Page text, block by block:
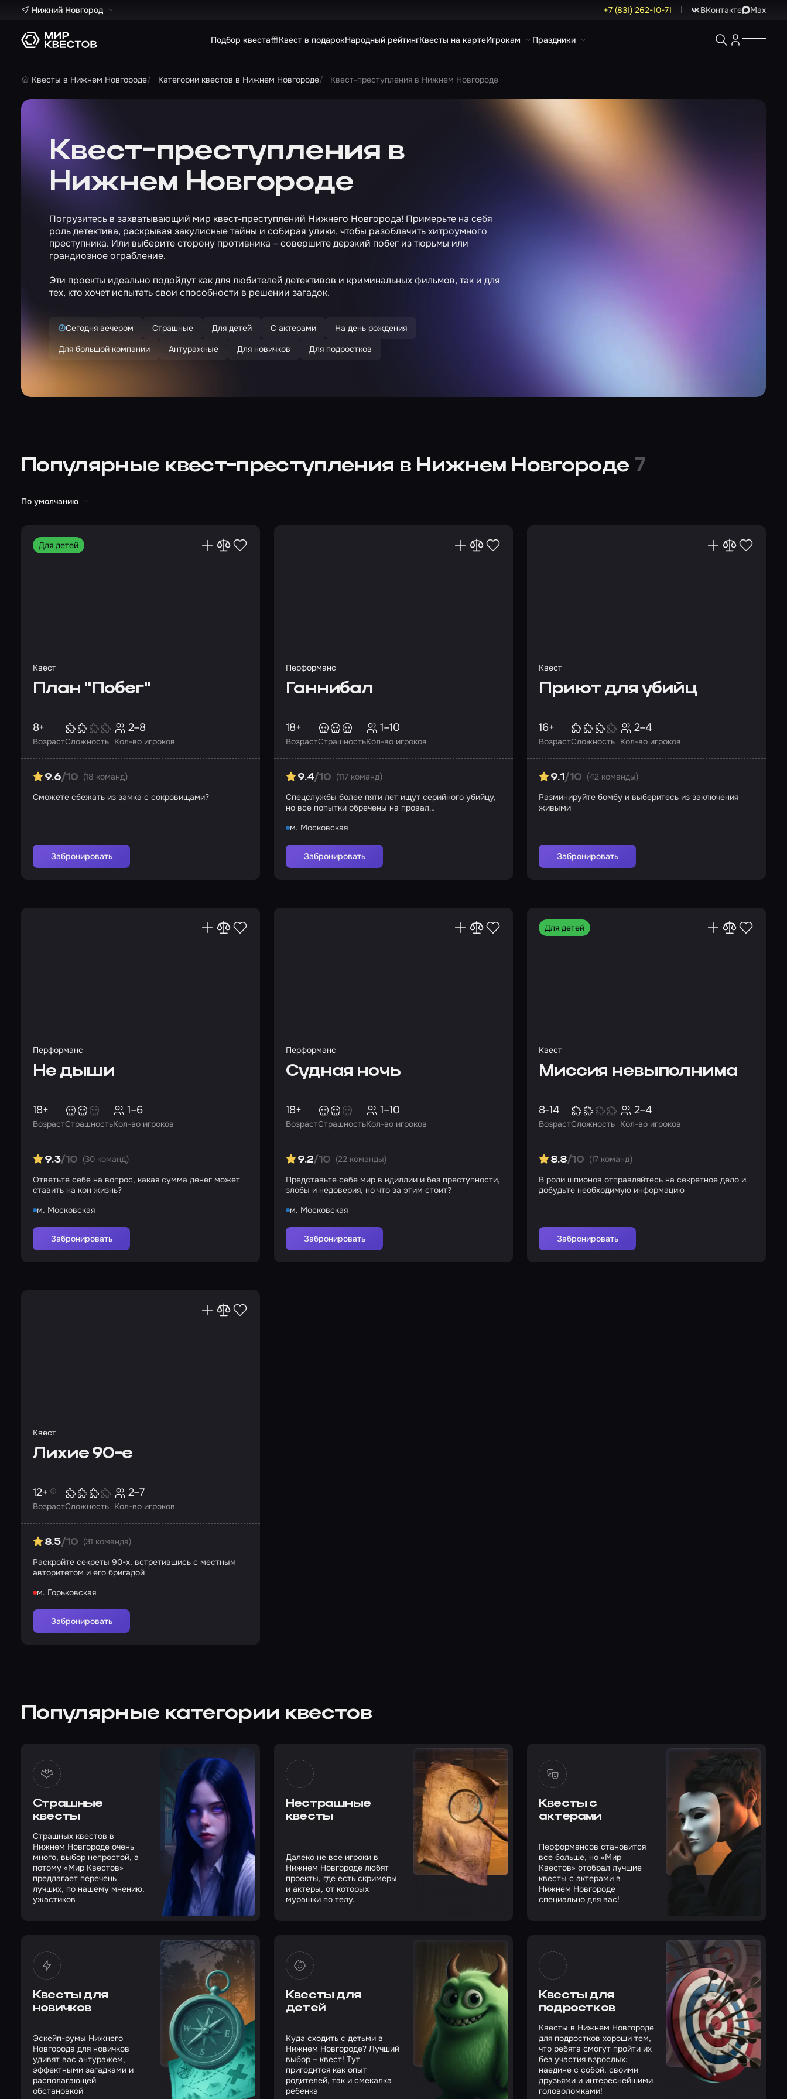
Нижний Новгород +7 (831) 262-10-71 ВКонтакте Max
Подбор квеста Квест в подарокНародный рейтингКвесты на картеИгрокам Праздники
Квесты в Нижнем Новгороде Категории квестов в Нижнем Новгороде Квест-преступления в Нижнем Новгороде
Квест-преступления в
Нижнем Новгороде
Погрузитесь в захватывающий мир квест-преступлений Нижнего Новгорода! Примерьте на себя
роль детектива, раскрывая закулисные тайны и собирая улики, чтобы разоблачить хитроумного
преступника. Или выберите сторону противника – совершите дерзкий побег из тюрьмы или
грандиозное ограбление.
Эти проекты идеально подойдут как для любителей детективов и криминальных фильмов, так и для
тех, кто хочет испытать свои способности в решении загадок.
Сегодня вечером Страшные Для детей С актерами
На день рождения
Для большой компании
Антуражные Для новичков Для подростков
Популярные квест-преступления в Нижнем Новгороде 7
По умолчанию
Для детей
Квест
План "Побег"
Возраст
8+
Сложность Кол-во игроков
2–8
9.6/10 (18 команд)
Сможете сбежать из замка с сокровищами?
Забронировать
Перформанс
Ганнибал
Возраст
18+
СтрашностьКол-во игроков
1–10
9.4/10 (117 команд)
Спецслужбы более пяти лет ищут серийного убийцу,
но все попытки обречены на провал…
м. Московская
Забронировать
Квест
Приют для убийц
Возраст
16+
Сложность Кол-во игроков
2–4
9.1/10 (42 команды)
Разминируйте бомбу и выберитесь из заключения
живыми
Забронировать
Перформанс
Не дыши
Возраст
18+
СтрашностьКол-во игроков
1–6
9.3/10 (30 команд)
Ответьте себе на вопрос, какая сумма денег может
ставить на кон жизнь?
м. Московская
Забронировать
Перформанс
Судная ночь
Возраст
18+
СтрашностьКол-во игроков
1–10
9.2/10 (22 команды)
Представьте себе мир в идиллии и без преступности,
злобы и недоверия, но что за этим стоит?
м. Московская
Забронировать
Для детей
Квест
Миссия невыполнима
Возраст
8-14
Сложность Кол-во игроков
2–4
8.8/10 (17 команд)
В роли шпионов отправляйтесь на секретное дело и
добудьте необходимую информацию
Забронировать
Квест
Лихие 90-е
Возраст
12+
Сложность Кол-во игроков
2–7
8.5/10 (31 команда)
Раскройте секреты 90-х, встретившись с местным
авторитетом и его бригадой
м. Горьковская
Забронировать
Популярные категории квестов
Страшные
квесты
Страшных квестов в
Нижнем Новгороде очень
много, выбор непростой, а
потому «Мир Квестов»
предлагает перечень
лучших, по нашему мнению,
ужастиков
Нестрашные
квесты
Далеко не все игроки в
Нижнем Новгороде любят
проекты, где есть скримеры
и актеры, от которых
мурашки по телу.
Квесты с
актерами
Перформансов становится
все больше, но «Мир
Квестов» отобрал лучшие
квесты с актерами в
Нижнем Новгороде
специально для вас!
Квесты для
новичков
Эскейп-румы Нижнего
Новгорода для новичков
удивят вас антуражем,
эффектными загадками и
располагающей
обстановкой
Квесты для
детей
Куда сходить с детьми в
Нижнем Новгороде? Лучший
выбор – квест! Тут
пригодится как опыт
родителей, так и смекалка
ребенка
Квесты для
подростков
Квесты в Нижнем Новгороде
для подростков хороши тем,
что ребята смогут пройти их
без участия взрослых:
наедине с собой, своими
друзьями и интереснейшими
головоломками!